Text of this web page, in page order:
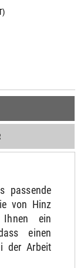
passende
von Hinz
ein
einen
der Arbeit